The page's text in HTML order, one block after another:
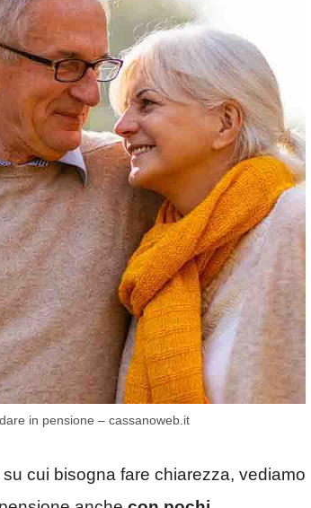
in pensione – cassanoweb.it
cui bisogna fare chiarezza, vediamo